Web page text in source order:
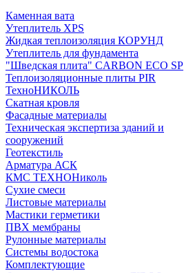
Каменная вата
Утеплитель XPS
Жидкая теплоизоляция КОРУНД
Утеплитель для фундамента
"Шведская плита" CARBON ECO SP
Теплоизоляционные плиты PIR
ТехноНИКОЛЬ
Скатная кровля
Фасадные материалы
Техническая экспертиза зданий и
сооружений
Геотекстиль
Арматура АСК
КМС ТЕХНОНиколь
Сухие смеси
Листовые материалы
Мастики герметики
ПВХ мембраны
Рулонные материалы
Системы водостока
Комплектующие